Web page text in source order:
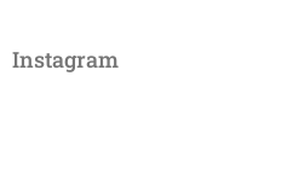
Instagram